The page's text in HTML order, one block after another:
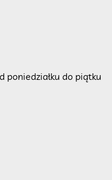
poniedziałku do piątku